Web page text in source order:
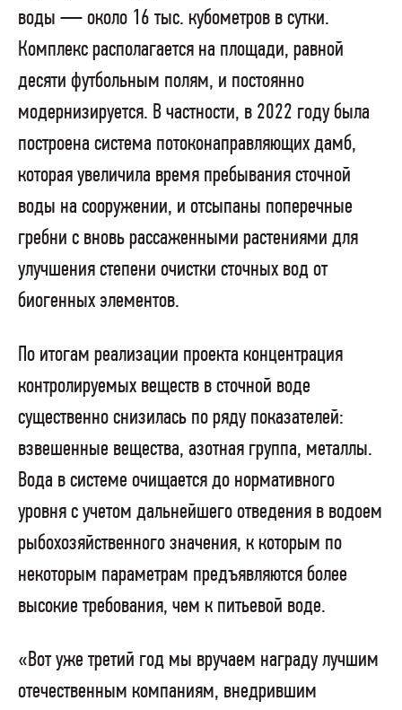
воды — около 16 тыс. кубометров в сутки.
Комплекс располагается на площади, равной
десяти футбольным полям, и постоянно
модернизируется. В частности, в 2022 году была
построена система потоконаправляющих дамб,
которая увеличила время пребывания сточной
воды на сооружении, и отсыпаны поперечные
гребни с вновь рассаженными растениями для
улучшения степени очистки сточных вод от
биогенных элементов.
По итогам реализации проекта концентрация
контролируемых веществ в сточной воде
существенно снизилась по ряду показателей:
взвешенные вещества, азотная группа, металлы.
Вода в системе очищается до нормативного
уровня с учетом дальнейшего отведения в водоем
рыбохозяйственного значения, к которым по
некоторым параметрам предъявляются более
высокие требования, чем к питьевой воде.
«Вот уже третий год мы вручаем награду лучшим
отечественным компаниям, внедрившим